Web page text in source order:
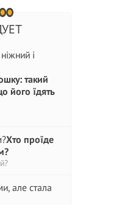
такий
його їдять
Хто проїде